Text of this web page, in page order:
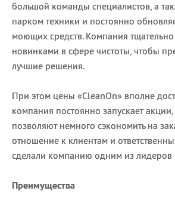
большой команды специалистов, а
парком техники и постоянно
моющих средств. Компания тщательно
новинками в сфере чистоты, чтобы
лучшие решения.
При этом цены «CleanOn» вполне
компания постоянно запускает
позволяют немного сэкономить на
отношение к клиентам и
сделали компанию одним из лидеров
Преимущества